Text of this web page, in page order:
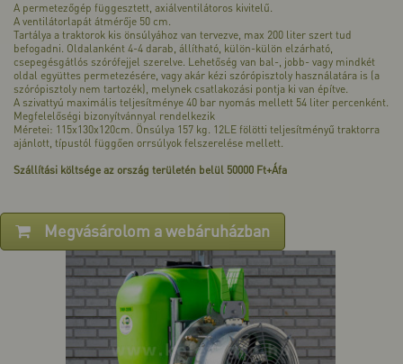
A permetezőgép függesztett, axiálventilátoros kivitelű.
A ventilátorlapát átmérője 50 cm.
Tartálya a traktorok kis önsúlyához van tervezve, max 200 liter szert tud
befogadni. Oldalanként 4-4 darab, állítható, külön-külön elzárható,
csepegésgátlós szórófejjel szerelve. Lehetőség van bal-, jobb- vagy mindkét
oldal együttes permetezésére, vagy akár kézi szórópisztoly használatára is (a
szórópisztoly nem tartozék), melynek csatlakozási pontja ki van építve.
A szivattyú maximális teljesítménye 40 bar nyomás mellett 54 liter percenként.
Megfelelőségi bizonyítvánnyal rendelkezik
Méretei: 115x130x120cm. Önsúlya 157 kg. 12LE fölötti teljesítményű traktorra
ajánlott, típustól függően orrsúlyok felszerelése mellett.
Szállítási költsége az ország területén belül 50000 Ft+Áfa
Megvásárolom a webáruházban